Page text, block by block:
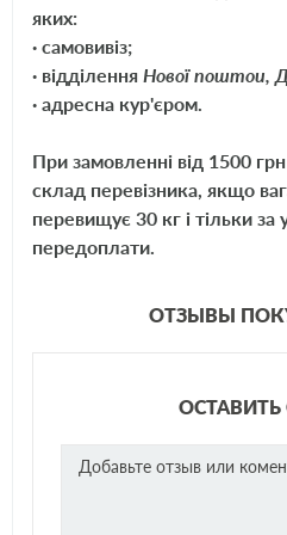
100% защита металлов от
Предотвращает локальные
Низкие температуры начала
Высокая температура кипения и
Сохраняют свойства при работе
яких:
· самовивіз;
· відділення Нової поштои,
· адресна кур'єром.
При замовленні від 1500
склад перевізника, якщо
перевищує 30 кг і тільки за
передоплати.
ОТЗЫВЫ